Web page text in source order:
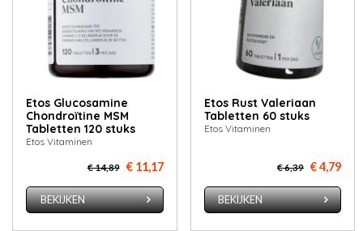
Etos Glucosamine
Chondroïtine MSM
Tabletten 120 stuks
Etos Vitaminen
€ 14,89 € 11,17
BEKIJKEN
Etos Rust Valeriaan
Tabletten 60 stuks
Etos Vitaminen
€ 6,39 € 4,79
BEKIJKEN